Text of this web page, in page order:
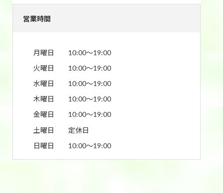
営業時間
月曜日
10:00〜19:00
火曜日
10:00〜19:00
水曜日
10:00〜19:00
木曜日
10:00〜19:00
金曜日
10:00〜19:00
土曜日
定休日
日曜日
10:00〜19:00